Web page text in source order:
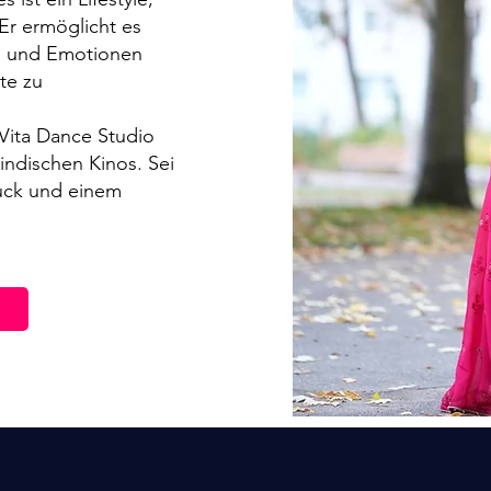
ermöglicht es
und Emotionen
zu
Dance Studio
Kinos. Sei
und einem